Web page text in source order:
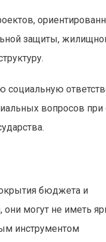
защиты,
вопросов при
бюджета и
могут не иметь
инструментом